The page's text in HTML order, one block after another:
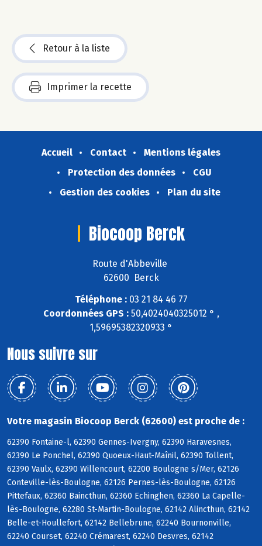
Retour à la liste
Imprimer la recette
Accueil Contact
Mentions légales
Protection des données
CGU
Gestion des cookies
Plan du site
Biocoop Berck
Route d'Abbeville
62600 Berck
Téléphone :03 21 84 46 77
Coordonnées GPS :50,4024040325012 ° ,
1,59695382320933 °
Nous suivre sur
Votre magasin Biocoop Berck (62600) est proche de :
62390 Fontaine-l, 62390 Gennes-Ivergny, 62390 Haravesnes,
62390 Le Ponchel, 62390 Quoeux-Haut-Maînil, 62390 Tollent,
62390 Vaulx, 62390 Willencourt, 62200 Boulogne s/Mer, 62126
Conteville-lès-Boulogne, 62126 Pernes-lès-Boulogne, 62126
Pittefaux, 62360 Baincthun, 62360 Echinghen, 62360 La Capelle-
lès-Boulogne, 62280 St-Martin-Boulogne, 62142 Alincthun, 62142
Belle-et-Houllefort, 62142 Bellebrune, 62240 Bournonville,
62240 Courset, 62240 Crémarest, 62240 Desvres, 62142